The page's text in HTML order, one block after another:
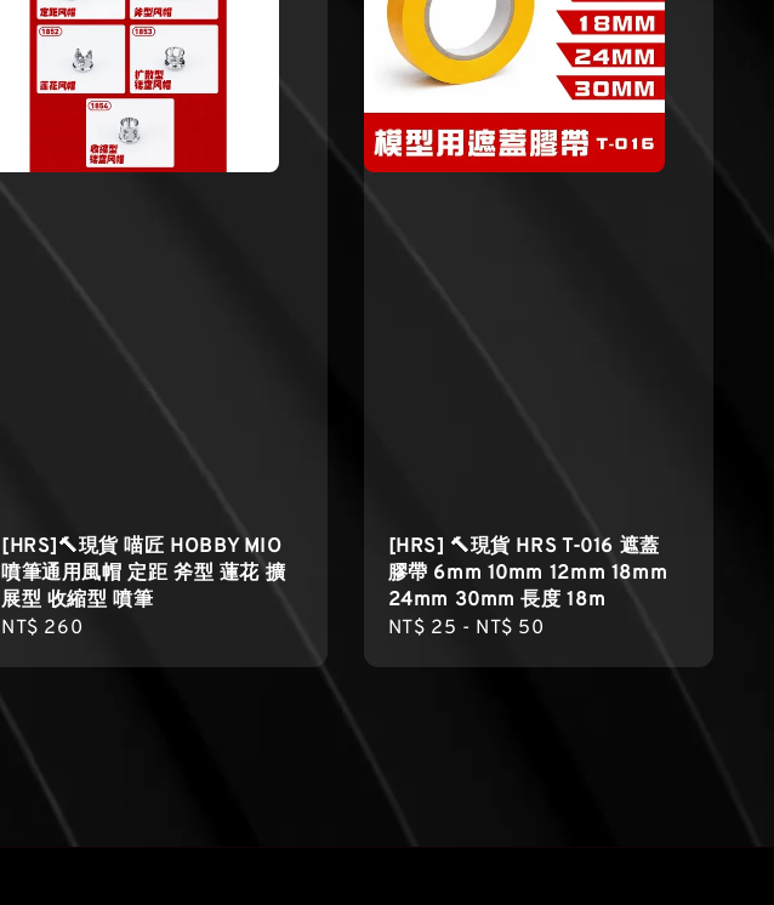
[HRS]🔨現貨 喵匠 HOBBY MIO
噴筆通用風帽 定距 斧型 蓮花 擴
展型 收縮型 噴筆
Regular
NT$ 260
[HRS] 🔨現貨 HRS T-016 遮蓋
膠帶 6mm 10mm 12mm 18mm
24mm 30mm 長度 18m
Regular
NT$ 25 - NT$ 50